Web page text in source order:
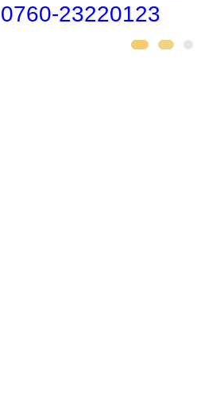
23220123